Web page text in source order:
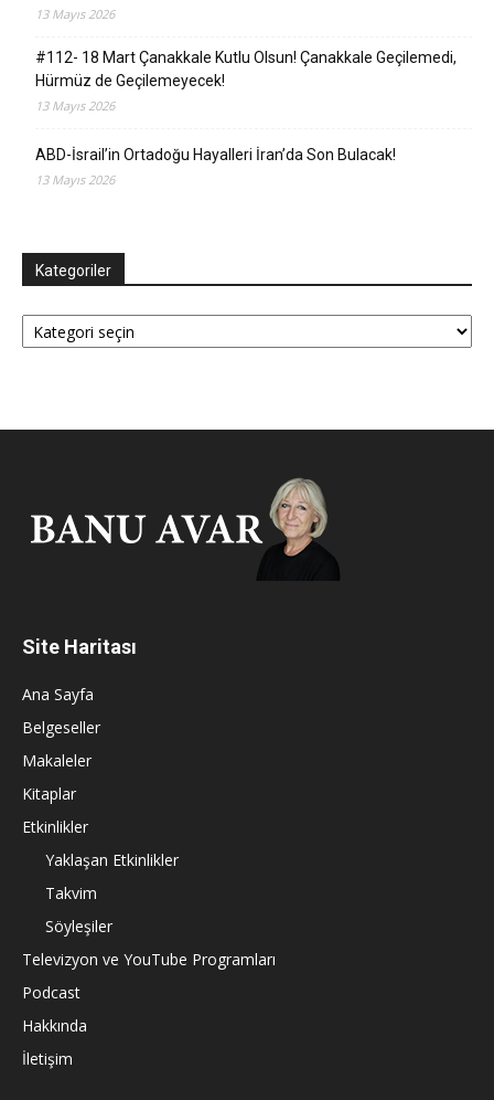
13 Mayıs 2026
#112- 18 Mart Çanakkale Kutlu Olsun! Çanakkale Geçilemedi,
Hürmüz de Geçilemeyecek!
13 Mayıs 2026
ABD-İsrail’in Ortadoğu Hayalleri İran’da Son Bulacak!
13 Mayıs 2026
Kategoriler
Kategoriler
Site Haritası
Ana Sayfa
Belgeseller
Makaleler
Kitaplar
Etkinlikler
Yaklaşan Etkinlikler
Takvim
Söyleşiler
Televizyon ve YouTube Programları
Podcast
Hakkında
İletişim